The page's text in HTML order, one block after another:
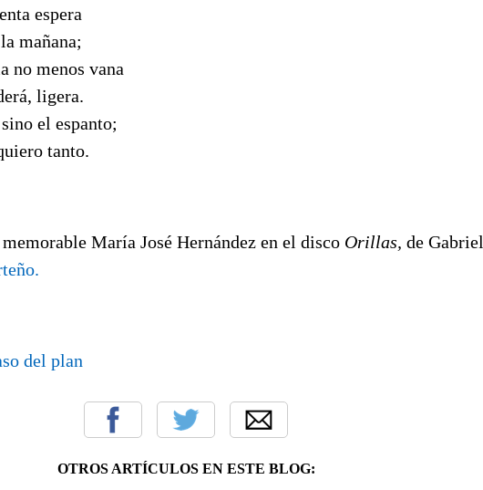
espera
mañana;
no menos vana
ligera.
el espanto;
tanto.
María José Hernández en el disco Orillas, de Gabriel
del plan
OTROS ARTÍCULOS EN ESTE BLOG: